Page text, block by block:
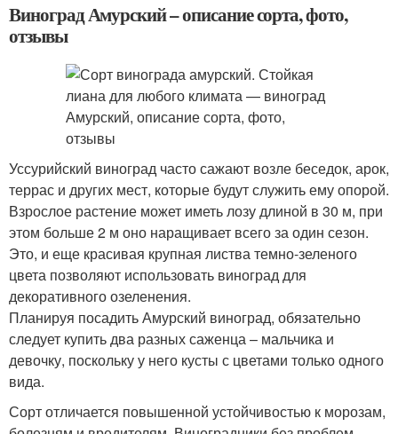
Виноград Амурский – описание сорта, фото,
отзывы
Уссурийский виноград часто сажают возле беседок, арок,
террас и других мест, которые будут служить ему опорой.
Взрослое растение может иметь лозу длиной в 30 м, при
этом больше 2 м оно наращивает всего за один сезон.
Это, и еще красивая крупная листва темно-зеленого
цвета позволяют использовать виноград для
декоративного озеленения.
Планируя посадить Амурский виноград, обязательно
следует купить два разных саженца – мальчика и
девочку, поскольку у него кусты с цветами только одного
вида.
Сорт отличается повышенной устойчивостью к морозам,